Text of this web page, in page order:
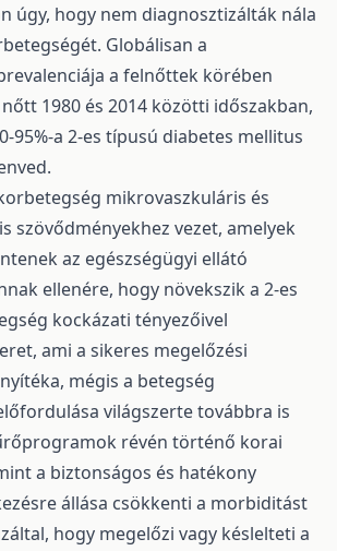
úgy, hogy nem diagnosztizálták nála
Globálisan a
a felnőttek körében
1980 és 2014 közötti időszakban,
95%-a 2-es típusú diabetes mellitus
mikrovaszkuláris és
szövődményekhez vezet, amelyek
az egészségügyi ellátó
ellenére, hogy növekszik a 2-es
kockázati tényezőivel
ami a sikeres megelőzési
mégis a betegség
világszerte továbbra is
révén történő korai
a biztonságos és hatékony
állása csökkenti a morbiditást
hogy megelőzi vagy késlelteti a